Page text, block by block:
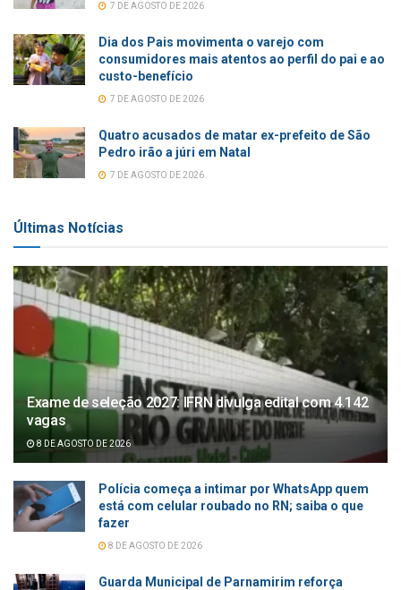
7 DE AGOSTO DE 2026
Dia dos Pais movimenta o varejo com
consumidores mais atentos ao perfil do pai e ao
custo-benefício
7 DE AGOSTO DE 2026
Quatro acusados de matar ex-prefeito de São
Pedro irão a júri em Natal
7 DE AGOSTO DE 2026
Últimas Notícias
Exame de seleção 2027: IFRN divulga edital com 4.142
vagas
8 DE AGOSTO DE 2026
Polícia começa a intimar por WhatsApp quem
está com celular roubado no RN; saiba o que
fazer
8 DE AGOSTO DE 2026
Guarda Municipal de Parnamirim reforça